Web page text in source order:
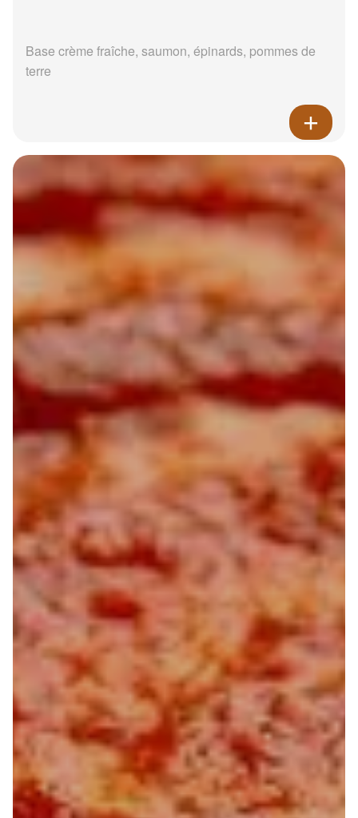
Base crème fraîche, saumon, épinards, pommes de
terre